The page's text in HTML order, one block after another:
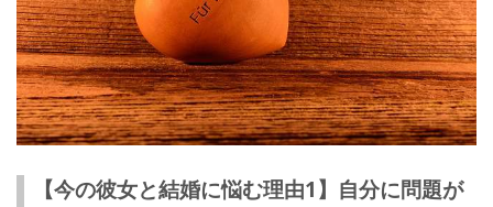
【今の彼女と結婚に悩む理由1】自分に問題が